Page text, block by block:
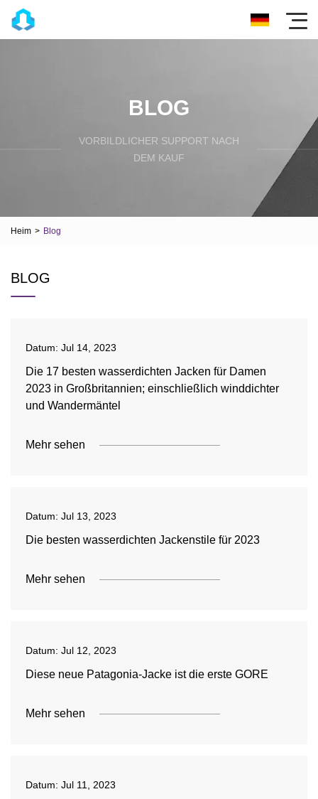
BLOG
VORBILDLICHER SUPPORT NACH
DEM KAUF
Heim > Blog
BLOG
Datum: Jul 14, 2023
Die 17 besten wasserdichten Jacken für Damen
2023 in Großbritannien; einschließlich winddichter
und Wandermäntel
Mehr sehen
Datum: Jul 13, 2023
Die besten wasserdichten Jackenstile für 2023
Mehr sehen
Datum: Jul 12, 2023
Diese neue Patagonia-Jacke ist die erste GORE
Mehr sehen
Datum: Jul 11, 2023